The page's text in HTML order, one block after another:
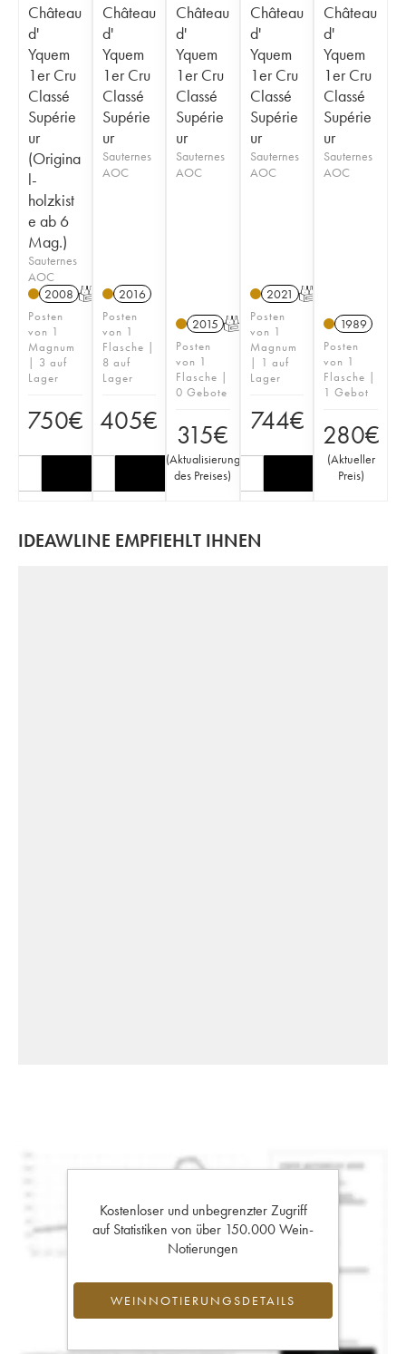
Château
d'
Yquem
1er Cru
Classé
Supérie
ur
(Origina
l-
holzkist
e ab 6
Mag.)
Sauternes
AOC
2008 T
Posten
von 1
Magnum
| 3 auf
Lager
750€
Château
d'
Yquem
1er Cru
Classé
Supérie
ur
Sauternes
AOC
2016
Posten
von 1
Flasche |
8 auf
Lager
405€
Château
d'
Yquem
1er Cru
Classé
Supérie
ur
Sauternes
AOC
2015 T
Posten
von 1
Flasche |
0 Gebote
315€
(Aktualisierung
des Preises)
Château
d'
Yquem
1er Cru
Classé
Supérie
ur
Sauternes
AOC
2021 T
Posten
von 1
Magnum
| 1 auf
Lager
744€
Château
d'
Yquem
1er Cru
Classé
Supérie
ur
Sauternes
AOC
1989
Posten
von 1
Flasche |
1 Gebot
280€
(Aktueller
Preis)
IDEAWLINE EMPFIEHLT IHNEN
Kostenloser und unbegrenzter Zugriff
auf Statistiken von über 150.000 Wein-
Notierungen
WEINNOTIERUNGSDETAILS